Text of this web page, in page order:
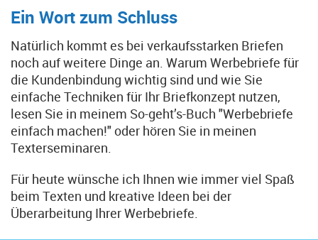
Ein Wort zum Schluss
Natürlich kommt es bei verkaufsstarken Briefen
noch auf weitere Dinge an. Warum Werbebriefe für
die Kundenbindung wichtig sind und wie Sie
einfache Techniken für Ihr Briefkonzept nutzen,
lesen Sie in meinem So-geht’s-Buch "Werbebriefe
einfach machen!" oder hören Sie in meinen
Texterseminaren.
Für heute wünsche ich Ihnen wie immer viel Spaß
beim Texten und kreative Ideen bei der
Überarbeitung Ihrer Werbebriefe.